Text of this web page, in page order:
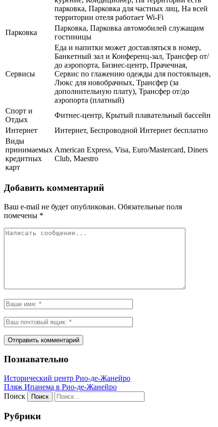
парковка, Парковка для частных лиц, На всей
территории отеля работает Wi-Fi
Парковка
Парковка, Парковка автомобилей служащим
гостиницы
Сервисы
Еда и напитки может доставляться в номер,
Банкетный зал и Конференц-зал, Трансфер от/
до аэропорта, Бизнес-центр, Прачечная,
Сервис по глажению одежды для постояльцев,
Люкс для новобрачных, Трансфер (за
дополнительную плату), Трансфер от/до
аэропорта (платный)
Спорт и
Отдых
Фитнес-центр, Крытый плавательный бассейн
Интернет
Интернет, Беспроводной Интернет бесплатно
Виды
принимаемых
кредитных
карт
American Express, Visa, Euro/Mastercard, Diners
Club, Maestro
Добавить комментарий
Ваш e-mail не будет опубликован. Обязательные поля
помечены *
Познавательно
Исторический центр Рио-де-Жанейро
Пляж Ипанема в Рио-де-Жанейро
Поиск
Рубрики